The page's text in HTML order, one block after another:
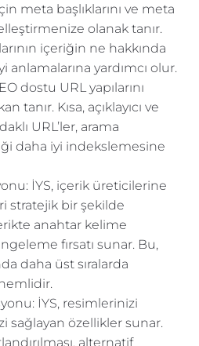
meta başlıklarını ve meta
olanak tanır.
içeriğin ne hakkında
yardımcı olur.
dostu URL yapılarını
tanır. Kısa, açıklayıcı ve
URL’ler, arama
daha iyi indekslemesine
İYS, içerik üreticilerine
stratejik bir şekilde
anahtar kelime
fırsatı sunar. Bu,
daha üst sıralarda
İYS, resimlerinizi
sağlayan özellikler sunar.
alternatif